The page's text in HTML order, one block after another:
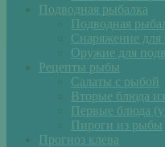
Подводная рыбалка
Подводная
Снаряжение
Оружие для
Рецепты рыбы
Салаты с рыбой
Вторые блюда
Первые блюда
Пироги из рыбы
Прогноз клева